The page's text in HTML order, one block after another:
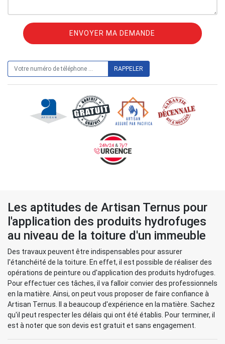
Les aptitudes de Artisan Ternus pour
l'application des produits hydrofuges
au niveau de la toiture d'un immeuble
Des travaux peuvent être indispensables pour assurer
l'étanchéité de la toiture. En effet, il est possible de réaliser des
opérations de peinture ou d'application des produits hydrofuges.
Pour effectuer ces tâches, il va falloir convier des professionnels
en la matière. Ainsi, on peut vous proposer de faire confiance à
Artisan Ternus. Il a beaucoup d'expérience en la matière. Sachez
qu'il peut respecter les délais qui ont été établis. Pour terminer, il
est à noter que son devis est gratuit et sans engagement.